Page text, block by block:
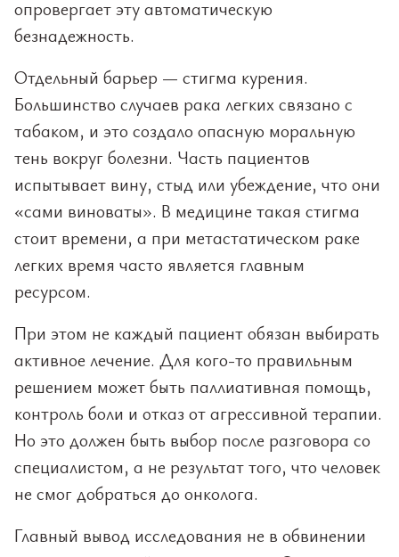
опровергает эту автоматическую
безнадежность.
Отдельный барьер — стигма курения.
Большинство случаев рака легких связано с
табаком, и это создало опасную моральную
тень вокруг болезни. Часть пациентов
испытывает вину, стыд или убеждение, что они
«сами виноваты». В медицине такая стигма
стоит времени, а при метастатическом раке
легких время часто является главным
ресурсом.
При этом не каждый пациент обязан выбирать
активное лечение. Для кого-то правильным
решением может быть паллиативная помощь,
контроль боли и отказ от агрессивной терапии.
Но это должен быть выбор после разговора со
специалистом, а не результат того, что человек
не смог добраться до онколога.
Главный вывод исследования не в обвинении